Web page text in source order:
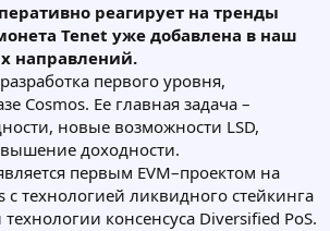
реагирует на тренды
Tenet уже добавлена в наш
направлений.
первого уровня,
Cosmos. Ее главная задача –
новые возможности LSD,
доходности.
первым EVM–проектом на
с технологией ликвидного стейкинга
консенсуса Diversified PoS.